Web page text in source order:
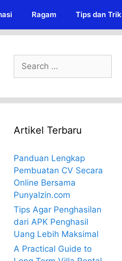
Ragam Tips dan Trik
Search
for:
Artikel Terbaru
Panduan Lengkap
Pembuatan CV Secara
Online Bersama
PunyaIzin.com
Tips Agar Penghasilan
dari APK Penghasil
Uang Lebih Maksimal
A Practical Guide to